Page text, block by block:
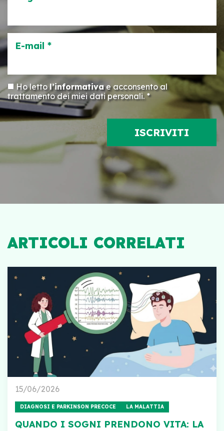
E-mail *
Ho lettol’informativae acconsento al
trattamento dei miei dati personali. *
ARTICOLI CORRELATI
15/06/2026
DIAGNOSI E PARKINSON PRECOCE LA MALATTIA
QUANDO I SOGNI PRENDONO VITA: LA